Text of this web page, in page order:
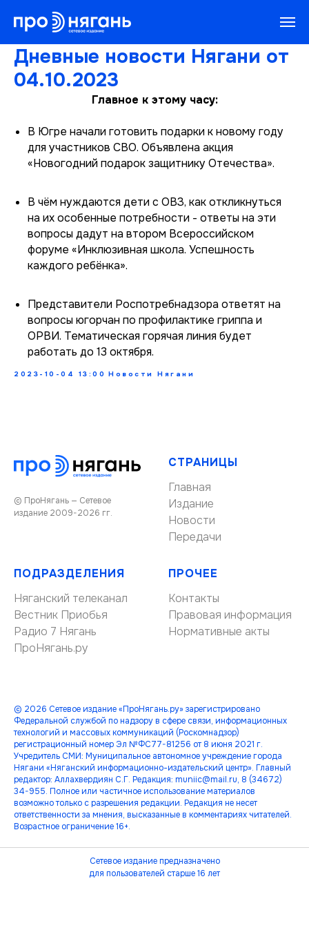
Дневные новости Нягани от
04.10.2023
Главное к этому часу:
В Югре начали готовить подарки к новому году
для участников СВО. Объявлена акция
«Новогодний подарок защитнику Отечества».
В чём нуждаются дети с ОВЗ, как откликнуться
на их особенные потребности - ответы на эти
вопросы дадут на втором Всероссийском
форуме «Инклюзивная школа. Успешность
каждого ребёнка».
Представители Роспотребнадзора ответят на
вопросы югорчан по профилактике гриппа и
ОРВИ. Тематическая горячая линия будет
работать до 13 октября.
2023-10-04 13:00 Новости Нягани
© ПроНягань — Сетевое
издание 2009-2026 гг.
СТРАНИЦЫ
Главная
Издание
Новости
Передачи
ПОДРАЗДЕЛЕНИЯ
Няганский телеканал
Вестник Приобья
Радио 7 Нягань
ПроНягань.ру
ПРОЧЕЕ
Контакты
Правовая информация
Нормативные акты
© 2026 Сетевое издание «ПроНягань.ру» зарегистрировано
Федеральной службой по надзору в сфере связи, информационных
технологий и массовых коммуникаций (Роскомнадзор)
регистрационный номер Эл №ФС77-81256 от 8 июня 2021 г.
Учредитель СМИ: Муниципальное автономное учреждение города
Нягани «Няганский информационно-издательский центр». Главный
редактор: Аллахвердиян С.Г. Редакция: muniic@mail.ru, 8 (34672)
34-955. Полное или частичное использование материалов
возможно только с разрешения редакции. Редакция не несет
ответственности за мнения, высказанные в комментариях читателей.
Возрастное ограничение 16+.
Сетевое издание предназначено
для пользователей старше 16 лет